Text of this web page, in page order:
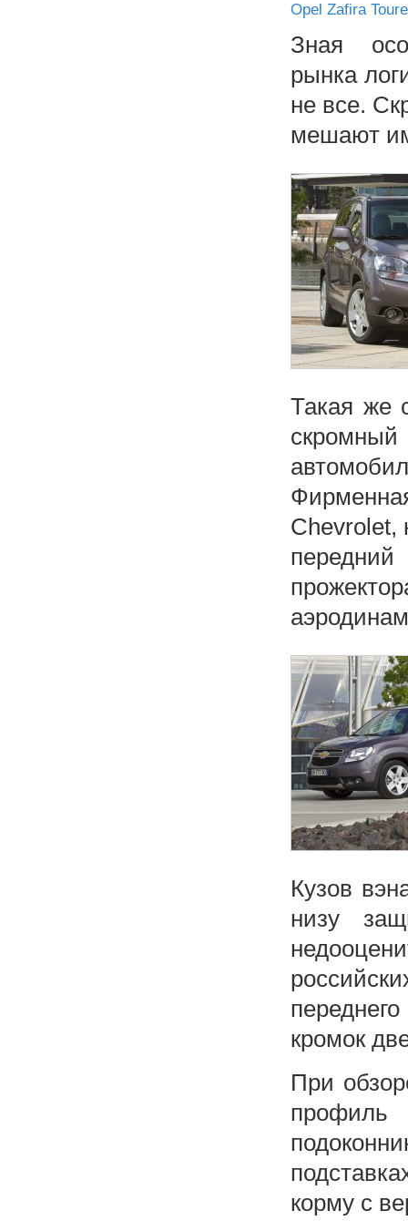
Opel Zafira
Зная
рынка
не все.
мешают
Такая же
Chevrolet,
Кузов
низу
кромок
При
корму с